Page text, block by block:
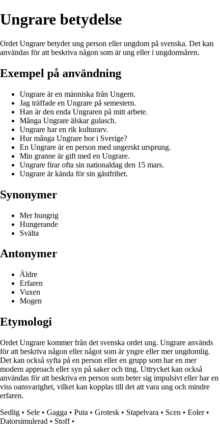
Ungrare betydelse
Ordet Ungrare betyder ung person eller ungdom på svenska. Det kan
användas för att beskriva någon som är ung eller i ungdomsåren.
Exempel på användning
Ungrare är en människa från Ungern.
Jag träffade en Ungrare på semestern.
Han är den enda Ungraren på mitt arbete.
Många Ungrare älskar gulasch.
Ungrare har en rik kulturarv.
Hur många Ungrare bor i Sverige?
En Ungrare är en person med ungerskt ursprung.
Min granne är gift med en Ungrare.
Ungrare firar ofta sin nationaldag den 15 mars.
Ungrare är kända för sin gästfrihet.
Synonymer
Mer hungrig
Hungerande
Svälta
Antonymer
Äldre
Erfaren
Vuxen
Mogen
Etymologi
Ordet Ungrare kommer från det svenska ordet ung. Ungrare används
för att beskriva någon eller något som är yngre eller mer ungdomlig.
Det kan också syfta på en person eller en grupp som har en mer
modern approach eller syn på saker och ting. Uttrycket kan också
användas för att beskriva en person som beter sig impulsivt eller har en
viss oansvarighet, vilket kan kopplas till det att vara ung och mindre
erfaren.
Sedlig • Sele • Gagga • Puta • Grotesk • Stapelvara • Scen • Eoler•
Datorsimulerad • Stoff•